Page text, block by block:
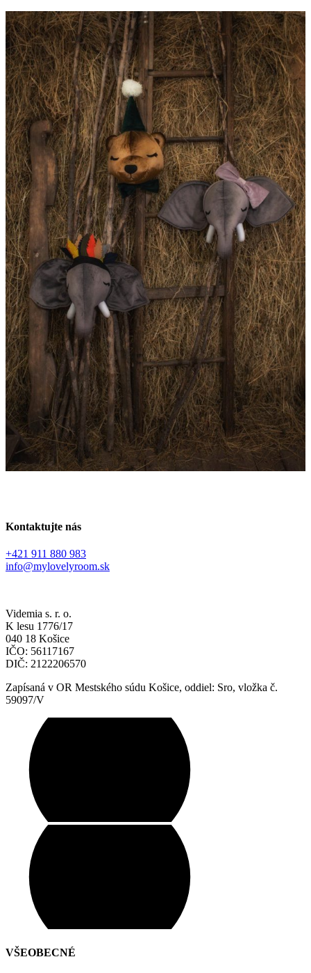
Kontaktujte nás
+421 911 880 983
info@mylovelyroom.sk
Videmia s. r. o.
K lesu 1776/17
040 18 Košice
IČO: 56117167
DIČ: 2122206570
Zapísaná v OR Mestského súdu Košice, oddiel: Sro, vložka č.
59097/V
VŠEOBECNÉ